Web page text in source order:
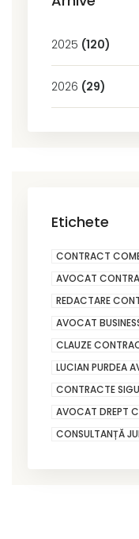
2025 (120)
2026 (29)
Etichete
CONTRACT
AVOCAT
REDACTARE
AVOCAT
CLAUZE
LUCIAN PURDEA
CONTRACTE
AVOCAT DREPT
CONSULTANȚĂ